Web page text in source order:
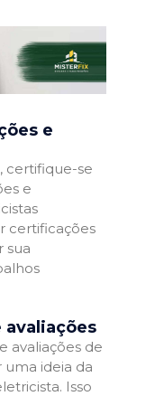
e
certifique-se
e
certificações
sua
avaliações de
ideia da
Isso